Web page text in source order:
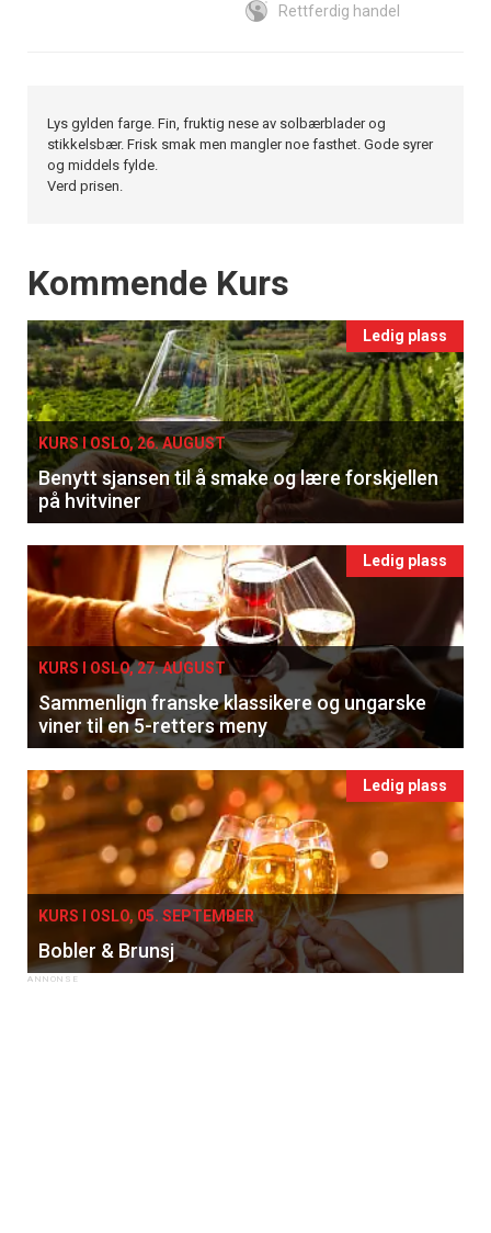
Rettferdig handel
Lys gylden farge. Fin, fruktig nese av solbærblader og
stikkelsbær. Frisk smak men mangler noe fasthet. Gode syrer
og middels fylde.
Verd prisen.
Events
Kommende Kurs
Ledig plass
KURS I OSLO, 26. AUGUST
Benytt sjansen til å smake og lære forskjellen
på hvitviner
Ledig plass
KURS I OSLO, 27. AUGUST
Sammenlign franske klassikere og ungarske
viner til en 5-retters meny
Ledig plass
KURS I OSLO, 05. SEPTEMBER
Bobler & Brunsj